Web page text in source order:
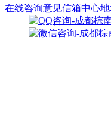
在线咨询意见信箱中心